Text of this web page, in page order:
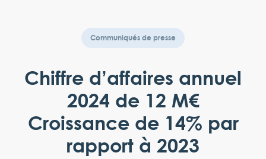
Communiqués de presse
Chiffre d’affaires annuel
2024 de 12 M€
Croissance de 14% par
rapport à 2023